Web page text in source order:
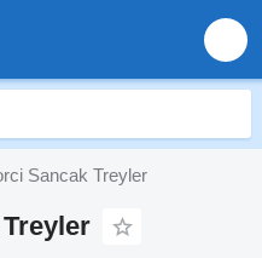
Sancak Treyler